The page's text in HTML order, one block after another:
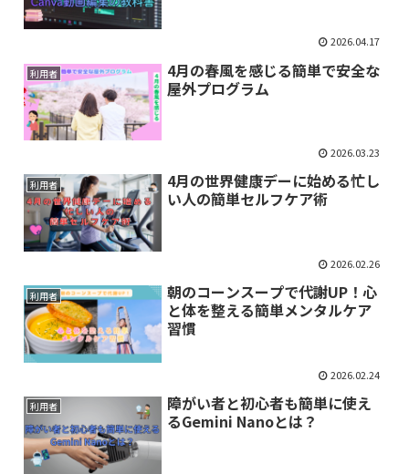
2026.04.17
利用者
4月の春風を感じる簡単で安全な
屋外プログラム
2026.03.23
利用者
4月の世界健康デーに始める忙し
い人の簡単セルフケア術
2026.02.26
利用者
朝のコーンスープで代謝UP！心
と体を整える簡単メンタルケア
習慣
2026.02.24
利用者
障がい者と初心者も簡単に使え
るGemini Nanoとは？